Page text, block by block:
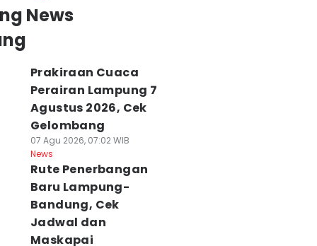
News
Prakiraan Cuaca
Perairan Lampung 7
Agustus 2026, Cek
Gelombang
07 Agu 2026, 07:02 WIB
News
Rute Penerbangan
Baru Lampung-
Bandung, Cek
Jadwal dan
Maskapai